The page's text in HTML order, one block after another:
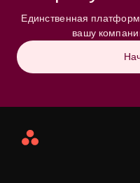
Единственная
вашу
Asana